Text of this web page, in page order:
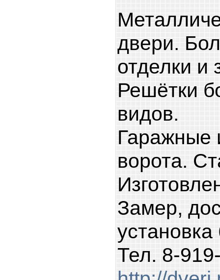
двери.
отделки и
Решётки
видов.
Гаражные
ворота.
Замер,
Тел. 8-